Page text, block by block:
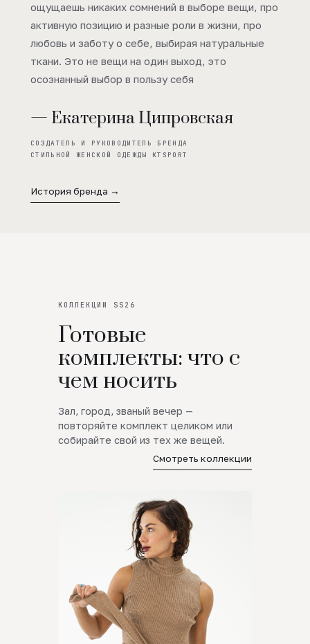
ощущаешь никаких сомнений в выборе вещи, про
активную позицию и разные роли в жизни, про
любовь и заботу о себе, выбирая натуральные
ткани. Это не вещи на один выход, это
осознанный выбор в пользу себя
— Екатерина Ципровская
СОЗДАТЕЛЬ И РУКОВОДИТЕЛЬ БРЕНДА
СТИЛЬНОЙ ЖЕНСКОЙ ОДЕЖДЫ KTSPORT
История бренда →
КОЛЛЕКЦИИ SS26
Готовые
комплекты: что с
чем носить
Зал, город, званый вечер —
повторяйте комплект целиком или
собирайте свой из тех же вещей.
Смотреть коллекции